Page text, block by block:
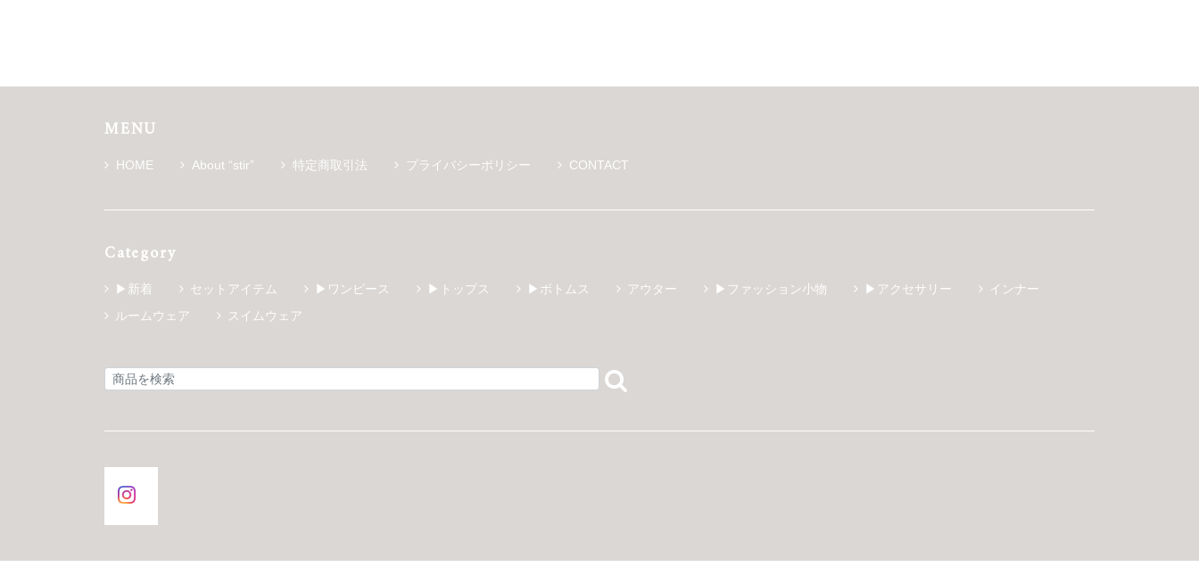
MENU
HOME About “stir” 特定商取引法 プライバシーポリシー CONTACT
Category
▶新着 セットアイテム ▶ワンピース ▶トップス ▶ボトムス アウター ▶ファッション小物 ▶アクセサリー
インナー
ルームウェア
スイムウェア